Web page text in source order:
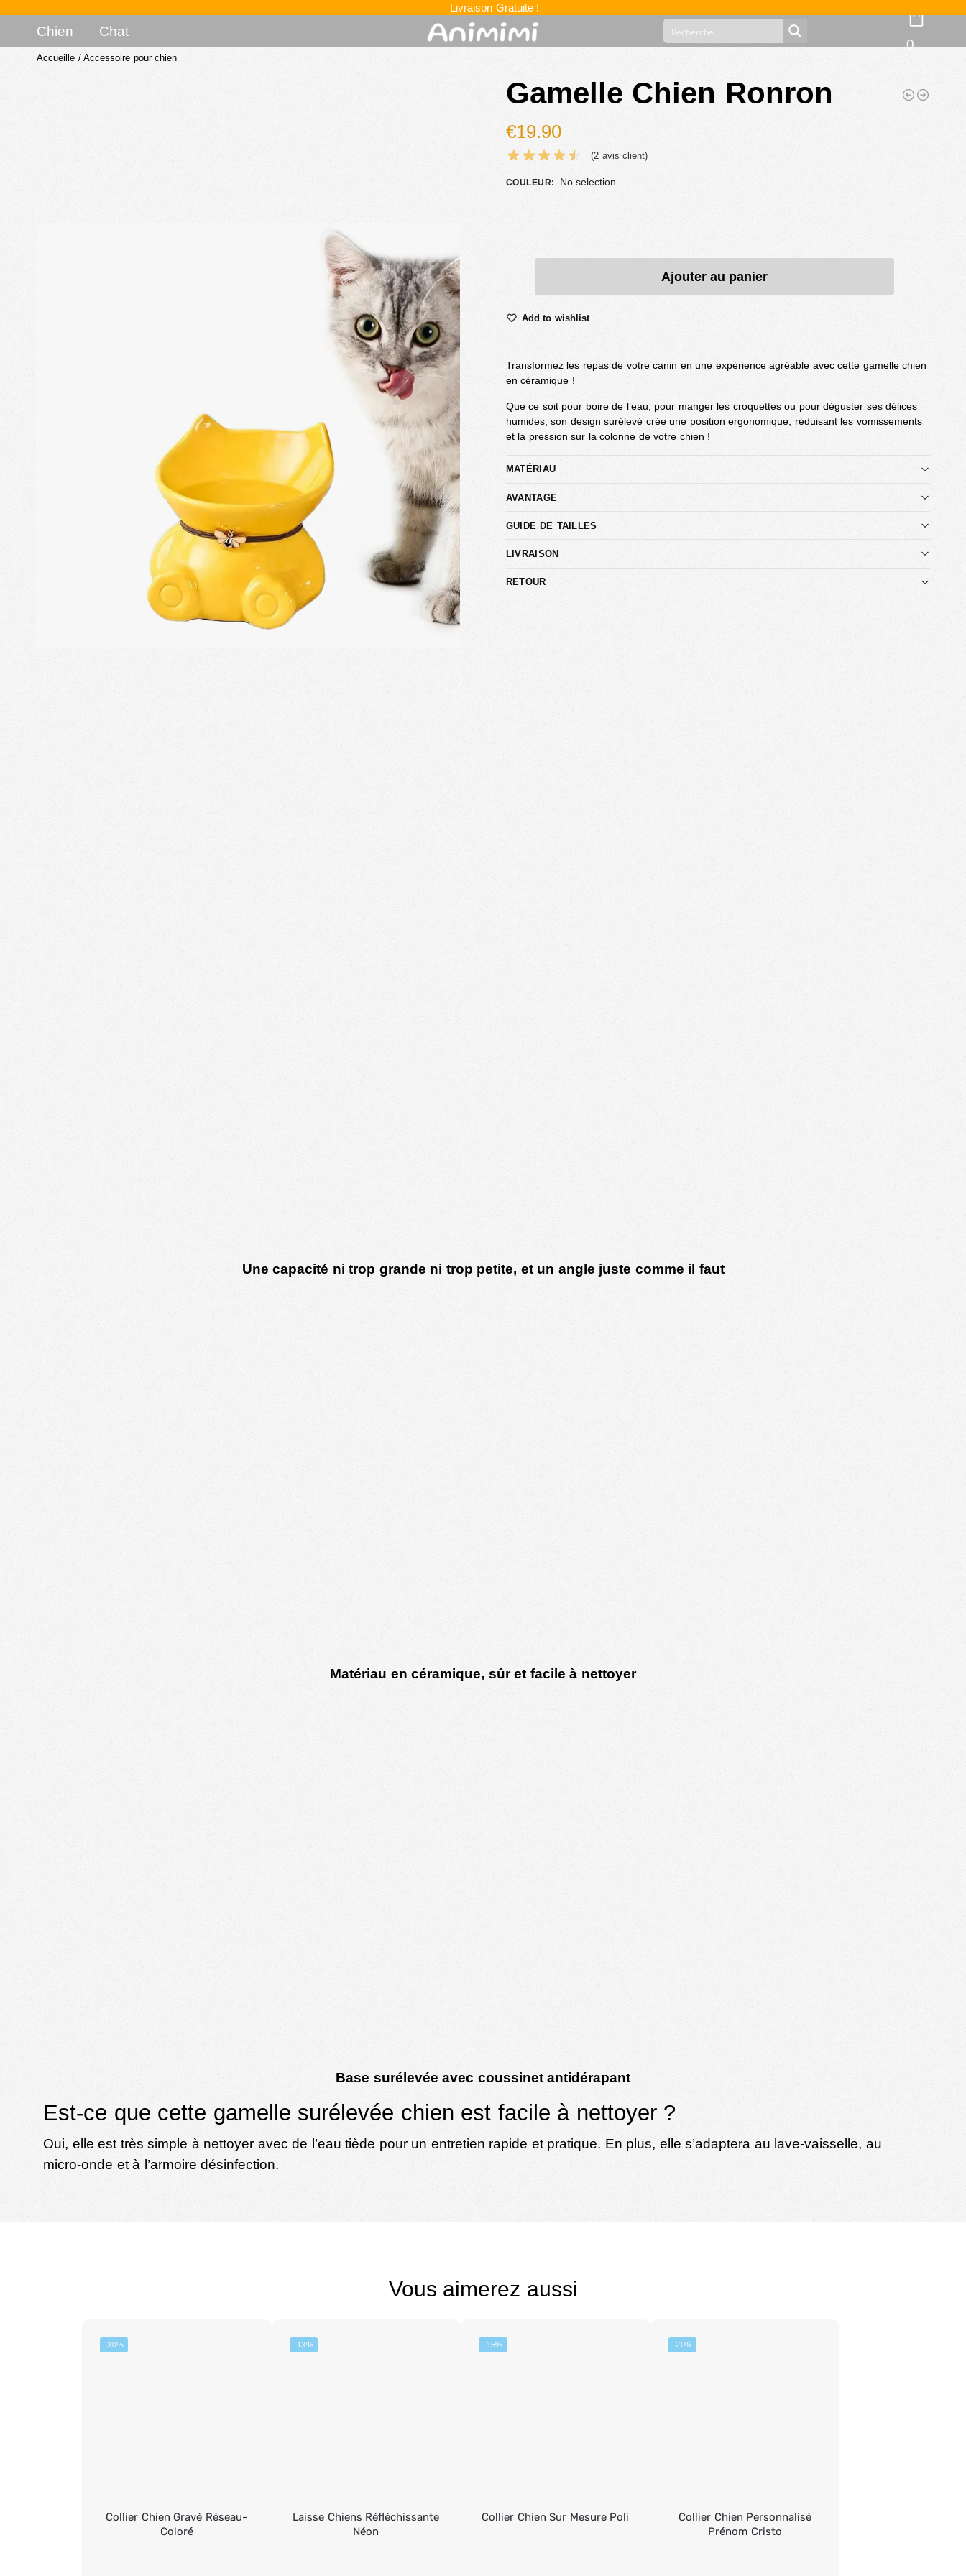
Livraison Gratuite !
Chien
Chat
0
Accueille / Accessoire pour chien
Gamelle Chien Ronron
€19.90
(2 avis client)
COULEUR: No selection
Ajouter au panier
Add to wishlist
Transformez les repas de votre canin en une expérience agréable avec cette gamelle chien
en céramique !
Que ce soit pour boire de l’eau, pour manger les croquettes ou pour déguster ses délices
humides, son design surélevé crée une position ergonomique, réduisant les vomissements
et la pression sur la colonne de votre chien !
MATÉRIAU
AVANTAGE
GUIDE DE TAILLES
LIVRAISON
RETOUR
Une capacité ni trop grande ni trop petite, et un angle juste comme il faut
Matériau en céramique, sûr et facile à nettoyer
Base surélevée avec coussinet antidérapant
Est-ce que cette gamelle surélevée chien est facile à nettoyer ?
Oui, elle est très simple à nettoyer avec de l’eau tiède pour un entretien rapide et pratique. En plus, elle s’adaptera au lave-vaisselle, au
micro-onde et à l’armoire désinfection.
Vous aimerez aussi
-30%
Collier Chien Gravé Réseau-
Coloré
-13%
Laisse Chiens Réfléchissante
Néon
-15%
Collier Chien Sur Mesure Poli
-20%
Collier Chien Personnalisé
Prénom Cristo